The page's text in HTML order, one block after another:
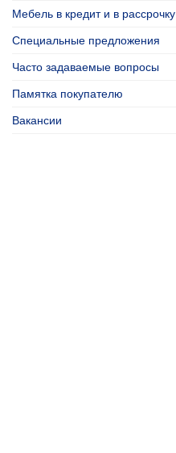
Мебель в кредит и в рассрочку
Специальные предложения
Часто задаваемые вопросы
Памятка покупателю
Вакансии